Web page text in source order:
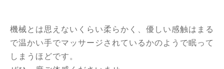
機械とは思えないくらい柔らかく、優しい感触はまる
で温かい手でマッサージされているかのようで眠って
しまうほどです。